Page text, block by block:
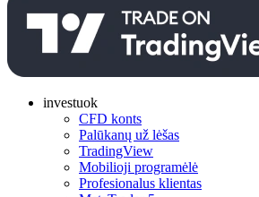
investuok
CFD konts
Palūkanų už lėšas
TradingView
Mobilioji programėlė
Profesionalus klientas